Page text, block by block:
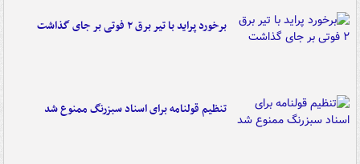
برخورد پراید با تیر برق ۲ فوتی بر جای گذاشت
تنظیم قولنامه برای اسناد سبزرنگ ممنوع شد